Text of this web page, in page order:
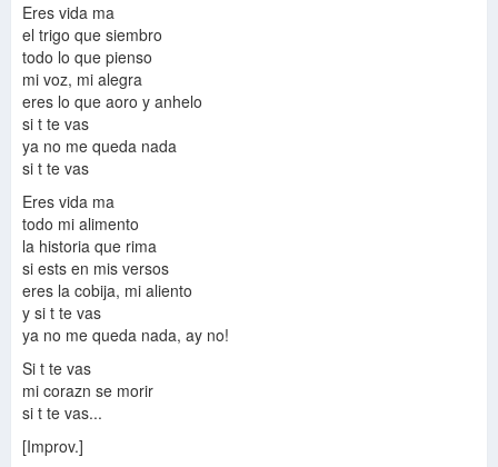
Eres vida ma
el trigo que siembro
todo lo que pienso
mi voz, mi alegra
eres lo que aoro y anhelo
si t te vas
ya no me queda nada
si t te vas
Eres vida ma
todo mi alimento
la historia que rima
si ests en mis versos
eres la cobija, mi aliento
y si t te vas
ya no me queda nada, ay no!
Si t te vas
mi corazn se morir
si t te vas...
[Improv.]